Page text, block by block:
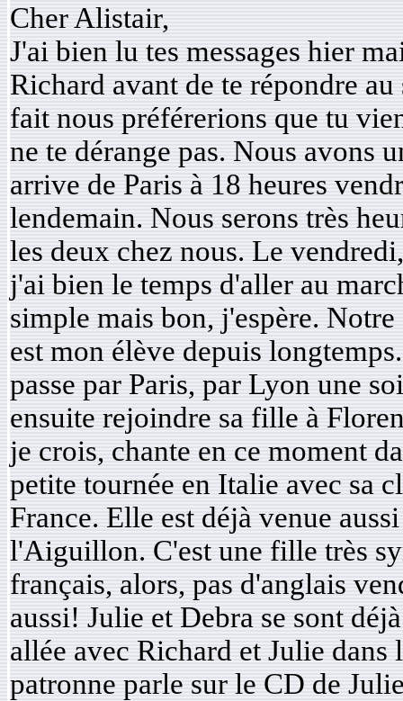
Cher Alistair,
J'ai bien lu tes messages hier
Richard avant de te répondre
fait nous préférerions que tu
ne te dérange pas. Nous avons
arrive de Paris à 18 heures
lendemain. Nous serons très
les deux chez nous. Le
j'ai bien le temps d'aller au
simple mais bon, j'espère.
est mon élève depuis
passe par Paris, par Lyon une
ensuite rejoindre sa fille à
je crois, chante en ce moment
petite tournée en Italie avec sa
France. Elle est déjà venue
l'Aiguillon. C'est une fille très
français, alors, pas d'anglais
aussi! Julie et Debra se sont
allée avec Richard et Julie dans
patronne parle sur le CD de